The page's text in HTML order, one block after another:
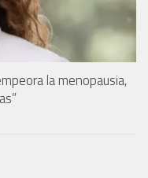
la menopausia,